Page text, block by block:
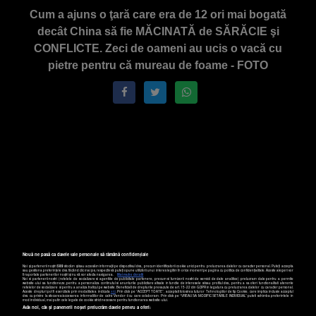
Cum a ajuns o ţară care era de 12 ori mai bogată
decât China să fie MĂCINATĂ de SĂRĂCIE şi
CONFLICTE. Zeci de oameni au ucis o vacă cu
pietre pentru că mureau de foame - FOTO
Nouă ne pasă ca datele tale personale să rămână confidențiale
Noi și partenerii noștri589stocăm și/sau accesăm informații pe dispozitivul dvs., precum identificatorii cookie unici pentru prelucrarea datelor cu caracter personal. Puteți accepta
sau gestiona preferințele dvs. făcând clic mai jos, respectiv vă puteți opune utilizării unui interes legitim în orice moment pe pagina cu politica de confidențialitate. Aceste alegeri vor
fi raportate partenerilor noștri și nu vă vor afecta navigarea.
Mai multe detalii
Noi si partenerii nostri (retelele de socializare si agentiile de publicitate partenere, precum si furnizorii nostri de servicii de date analitice) prelucram date pentru a permite
website-ului sa functioneze, pentru a personaliza continutul si anunturile publicitare afisate in functie de interesele si/sau profilul dvs., pentru a va oferi functionalitati aferente
retelelor de socializare si pentru a analiza traficul pe website. Beneficiati de drepturile prevazute de art. 15-22 din GDPR in legatura cu prelucrarea datelor cu caracter personal.
Aceste drepturi pot fi exercitate prin modalitatea indicataaici. Prin click pe “ACCEPT TOATE”, acceptati folosirea tuturor Tehnologiilor de tip Cookie, care implica inclusiv acceptul
dvs. cu privire la stocarea/accesarea informatiilor de catre Vendor-ii cu care colaboram. Prin click pe “VREAU SA MODIFIC SETARILE INDIVIDUAL” puteti schimba preferintele in
mod individual, mai putin cele legate de cookie strict necesare pentru functionarea website-ului.
Atât noi, cât și partenerii noștri prelucrăm datele pentru a oferi: